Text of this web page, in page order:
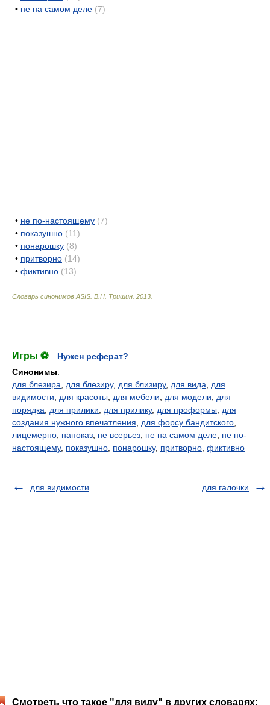
• не на самом деле (7)
• не по-настоящему (7)
• показушно (11)
• понарошку (8)
• притворно (14)
• фиктивно (13)
Словарь синонимов ASIS. В.Н. Тришин 2013
Игры ⚽
Нужен реферат?
Синонимы:
для блезира
для блезиру, для близиру, для вида
для
видимости
для красоты для мебели для модели
для
порядка
для прилики для прилику, для проформы
для
создания нужного впечатления
для форсу бандитского
лицемерно напоказ не всерьез не на самом деле не по-
настоящему, показушно понарошку, притворно фиктивно
для видимости для галочки
Смотреть что такое "для виду" в других словарях: